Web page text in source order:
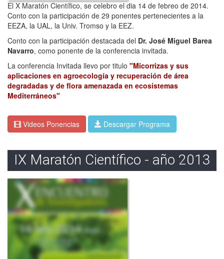
El X Maratón Científico, se celebro el dia 14 de febreo de 2014.
Conto con la participación de 29 ponentes pertenecientes a la
EEZA, la UAL, la Univ. Tromso y la EEZ.
Conto con la participación destacada del Dr. José Miguel Barea
Navarro, como ponente de la conferencia invitada.
La conferencia Invitada llevo por titulo "Micorrizas y sus
aplicaciones en agroecología y recuperación de área
degradadas y de flora amenazada en ecosistemas
Mediterráneos"
Videos Ponencias Descargar Programa
IX Maratón Científico - año 2013